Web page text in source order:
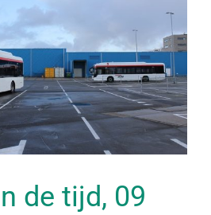
de tijd, 09